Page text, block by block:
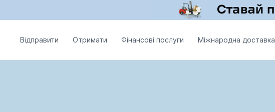
Відправити Отримати Фінансові послуги Міжнародна доставка